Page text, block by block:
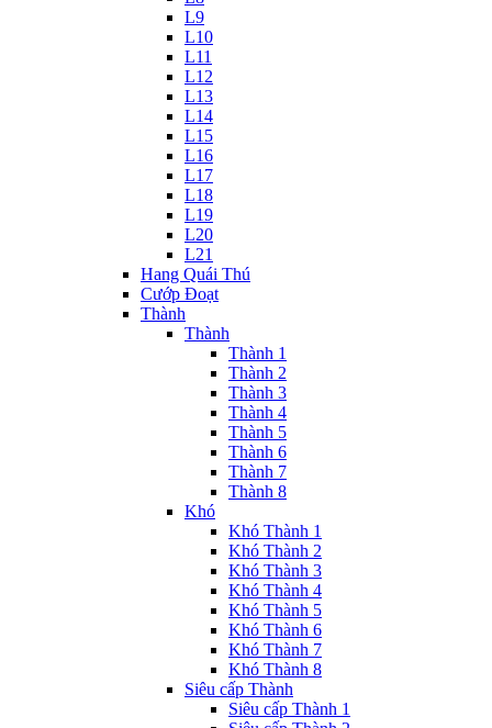
L9
L10
L11
L12
L13
L14
L15
L16
L17
L18
L19
L20
L21
Hang Quái Thú
Cướp Đoạt
Thành
Thành
Thành 1
Thành 2
Thành 3
Thành 4
Thành 5
Thành 6
Thành 7
Thành 8
Khó
Khó Thành 1
Khó Thành 2
Khó Thành 3
Khó Thành 4
Khó Thành 5
Khó Thành 6
Khó Thành 7
Khó Thành 8
Siêu cấp Thành
Siêu cấp Thành 1